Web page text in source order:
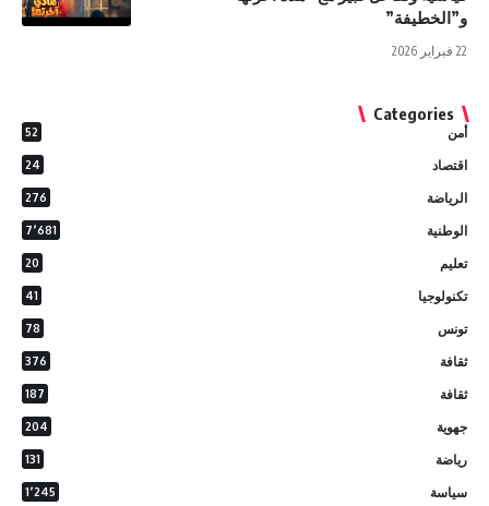
و”الخطيفة”
Categories
أمن 52
اقتصاد 24
الرياضة 276
الوطنية 7٬681
تعليم 20
تكنولوجيا 41
تونس 78
ثقافة 376
ثقافة 187
جهوية 204
رياضة 131
سياسة 1٬245